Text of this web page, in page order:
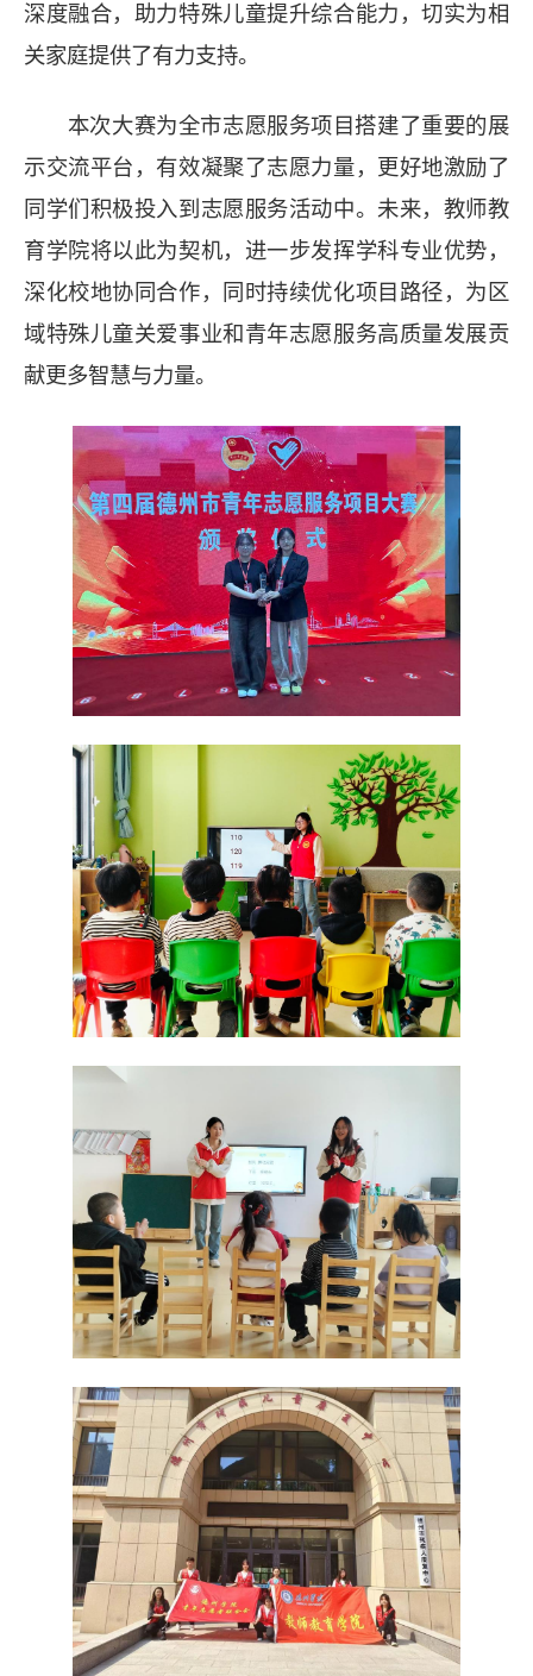
深度融合，助力特殊儿童提升综合能力，切实为相
关家庭提供了有力支持。
本次大赛为全市志愿服务项目搭建了重要的展
示交流平台，有效凝聚了志愿力量，更好地激励了
同学们积极投入到志愿服务活动中。未来，教师教
育学院将以此为契机，进一步发挥学科专业优势，
深化校地协同合作，同时持续优化项目路径，为区
域特殊儿童关爱事业和青年志愿服务高质量发展贡
献更多智慧与力量。